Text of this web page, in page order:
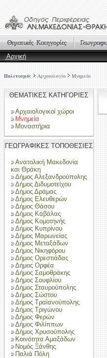
Αρχική
Πολιτισμός Αρχαιολογία Μνημεία
ΘΕΜΑΤΙΚΕΣ ΚΑΤΗΓΟΡΙΕΣ
Αρχαιολογικοί χώροι
Μνημεία
Μοναστήρια
ΓΕΩΓΡΑΦΙΚΕΣ ΤΟΠΟΘΕΣΙΕΣ
Ανατολική Μακεδονία
και Θράκη
Δήμος Αλεξανδρούπολης
Δήμος Διδυμοτείχου
Δήμος Δράμας
Δήμος Ελευθερών
Δήμος Θάσου
Δήμος Καβάλας
Δήμος Κομοτηνής
Δήμος Κυπρίνου
Δήμος Μαρωνείας
Δήμος Μεταξάδων
Δήμος Νικηφόρου
Δήμος Ορεστιάδας
Δήμος Ορφέα
Δήμος Σαμοθράκης
Δήμος Σουφλίου
Δήμος Σταυρούπολης
Δήμος Σώστου
Δήμος Τραϊανούπολης
Δήμος Τριγώνου
Δήμος Φερών
Δήμος Φιλίππων
Δήμος Χρυσούπολης
Κοινότητα Αμαξάδων
Νομός Ξάνθης
Παλιά Πόλη